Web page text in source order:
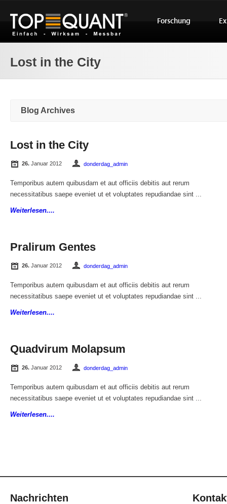
Forschung
Lost in the City
Blog Archives
Lost in the City
26. Januar 2012 donderdag_admin
Temporibus autem quibusdam et aut officiis debitis aut rerum
necessitatibus saepe eveniet ut et voluptates repudiandae sint ...
Weiterlesen....
Pralirum Gentes
26. Januar 2012 donderdag_admin
Temporibus autem quibusdam et aut officiis debitis aut rerum
necessitatibus saepe eveniet ut et voluptates repudiandae sint ...
Weiterlesen....
Quadvirum Molapsum
26. Januar 2012 donderdag_admin
Temporibus autem quibusdam et aut officiis debitis aut rerum
necessitatibus saepe eveniet ut et voluptates repudiandae sint ...
Weiterlesen....
Nachrichten